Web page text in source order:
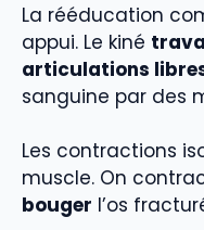
La rééducation
appui. Le kiné
articulations
sanguine par des
Les contractions
muscle. On
bouger l’os